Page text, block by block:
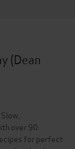
(Dean
over 90
for perfect